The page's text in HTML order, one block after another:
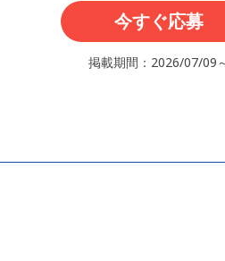
今すぐ応募
掲載期間：2026/07/09